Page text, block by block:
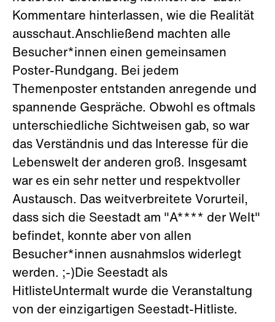
Kommentare hinterlassen, wie die Realität
ausschaut.Anschließend machten alle
Besucher*innen einen gemeinsamen
Poster-Rundgang. Bei jedem
Themenposter entstanden anregende und
spannende Gespräche. Obwohl es oftmals
unterschiedliche Sichtweisen gab, so war
das Verständnis und das Interesse für die
Lebenswelt der anderen groß. Insgesamt
war es ein sehr netter und respektvoller
Austausch. Das weitverbreitete Vorurteil,
dass sich die Seestadt am "A**** der Welt"
befindet, konnte aber von allen
Besucher*innen ausnahmslos widerlegt
werden. ;-)Die Seestadt als
HitlisteUntermalt wurde die Veranstaltung
von der einzigartigen Seestadt-Hitliste.